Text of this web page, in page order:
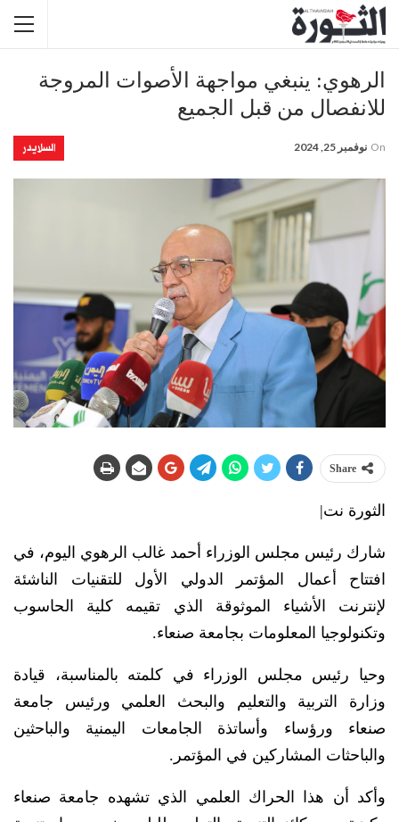
الرهوي: ينبغي مواجهة الأصوات المروجة
للانفصال من قبل الجميع
السلايدر On نوفمبر 25, 2024
Share
الثورة نت|
شارك رئيس مجلس الوزراء أحمد غالب الرهوي اليوم، في
افتتاح أعمال المؤتمر الدولي الأول للتقنيات الناشئة
لإنترنت الأشياء الموثوقة الذي تقيمه كلية الحاسوب
وتكنولوجيا المعلومات بجامعة صنعاء.
وحيا رئيس مجلس الوزراء في كلمته بالمناسبة، قيادة
وزارة التربية والتعليم والبحث العلمي ورئيس جامعة
صنعاء ورؤساء وأساتذة الجامعات اليمنية والباحثين
والباحثات المشاركين في المؤتمر.
وأكد أن هذا الحراك العلمي الذي تشهده جامعة صنعاء